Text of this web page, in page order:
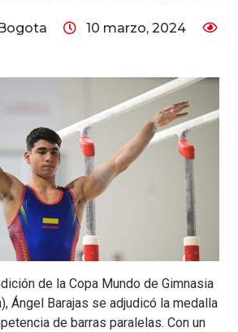
10 marzo, 2024
de la Copa Mundo de Gimnasia
Ángel Barajas se adjudicó la medalla
de barras paralelas. Con un